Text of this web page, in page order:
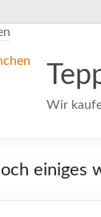
Wir
einiges